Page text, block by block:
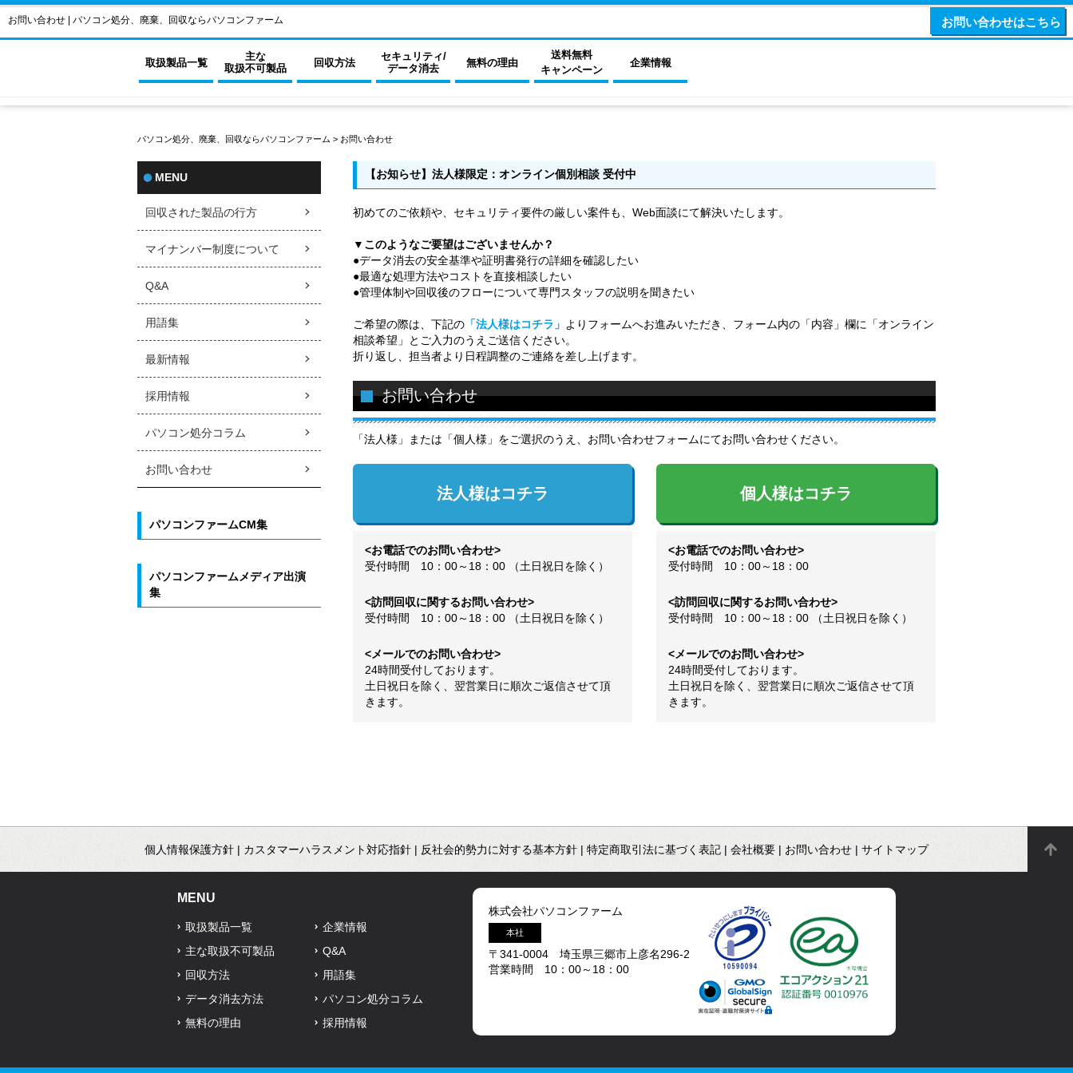
お問い合わせ | パソコン処分、廃棄、回収ならパソコンファーム お問い合わせはこちら
取扱製品一覧
主な
取扱不可製品
回収方法
セキュリティ/
データ消去
無料の理由
送料無料
キャンペーン
企業情報
パソコン処分、廃棄、回収ならパソコンファーム > お問い合わせ
【お知らせ】法人様限定：オンライン個別相談 受付中
初めてのご依頼や、セキュリティ要件の厳しい案件も、Web面談にて解決いたします。
▼このようなご要望はございませんか？
●データ消去の安全基準や証明書発行の詳細を確認したい
●最適な処理方法やコストを直接相談したい
●管理体制や回収後のフローについて専門スタッフの説明を聞きたい
ご希望の際は、下記の 「法人様はコチラ」 よりフォームへお進みいただき、フォーム内の「内容」欄に「オンライン
相談希望」とご入力のうえご送信ください。
折り返し、担当者より日程調整のご連絡を差し上げます。
お問い合わせ
「法人様」または「個人様」をご選択のうえ、お問い合わせフォームにてお問い合わせください。
法人様はコチラ
<お電話でのお問い合わせ>
受付時間 10：00～18：00 （土日祝日を除く）
<訪問回収に関するお問い合わせ>
受付時間 10：00～18：00 （土日祝日を除く）
<メールでのお問い合わせ>
24時間受付しております。
土日祝日を除く、翌営業日に順次ご返信させて頂
きます。
個人様はコチラ
<お電話でのお問い合わせ>
受付時間 10：00～18：00
<訪問回収に関するお問い合わせ>
受付時間 10：00～18：00 （土日祝日を除く）
<メールでのお問い合わせ>
24時間受付しております。
土日祝日を除く、翌営業日に順次ご返信させて頂
きます。
MENU
回収された製品の行方
マイナンバー制度について
Q&A
用語集
最新情報
採用情報
パソコン処分コラム
お問い合わせ
パソコンファームCM集
パソコンファームメディア出演
集
個人情報保護方針 カスタマーハラスメント対応指針 反社会的勢力に対する基本方針 特定商取引法に基づく表記 会社概要 お問い合わせ サイトマップ
MENU
取扱製品一覧
主な取扱不可製品
回収方法
データ消去方法
無料の理由
企業情報
Q&A
用語集
パソコン処分コラム
採用情報
株式会社パソコンファーム
本社
〒341-0004 埼玉県三郷市上彦名296-2
営業時間 10：00～18：00